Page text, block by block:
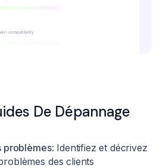
De Dépannage
problèmes: Identifiez et décrivez
des clients